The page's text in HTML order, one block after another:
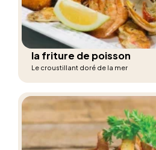
la friture de poisson
Le croustillant doré de la mer